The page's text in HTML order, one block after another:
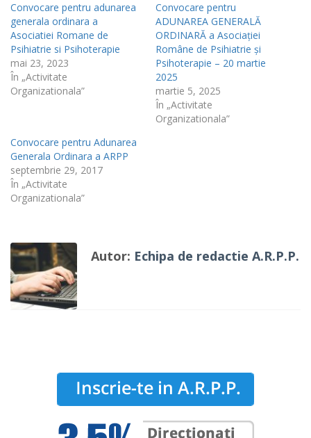
Convocare pentru adunarea
generala ordinara a
Asociatiei Romane de
Psihiatrie si Psihoterapie
mai 23, 2023
În „Activitate
Organizationala”
Convocare pentru
ADUNAREA GENERALĂ
ORDINARĂ a Asociației
Române de Psihiatrie și
Psihoterapie – 20 martie
2025
martie 5, 2025
În „Activitate
Organizationala”
Convocare pentru Adunarea
Generala Ordinara a ARPP
septembrie 29, 2017
În „Activitate
Organizationala”
Autor: Echipa de redactie A.R.P.P.